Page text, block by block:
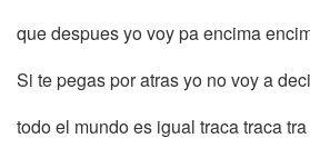
que despues yo voy pa encima
Si te pegas por atras yo no voy a
todo el mundo es igual traca traca tra